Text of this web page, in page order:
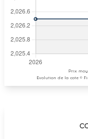
Prix
Evolution de la cote ©